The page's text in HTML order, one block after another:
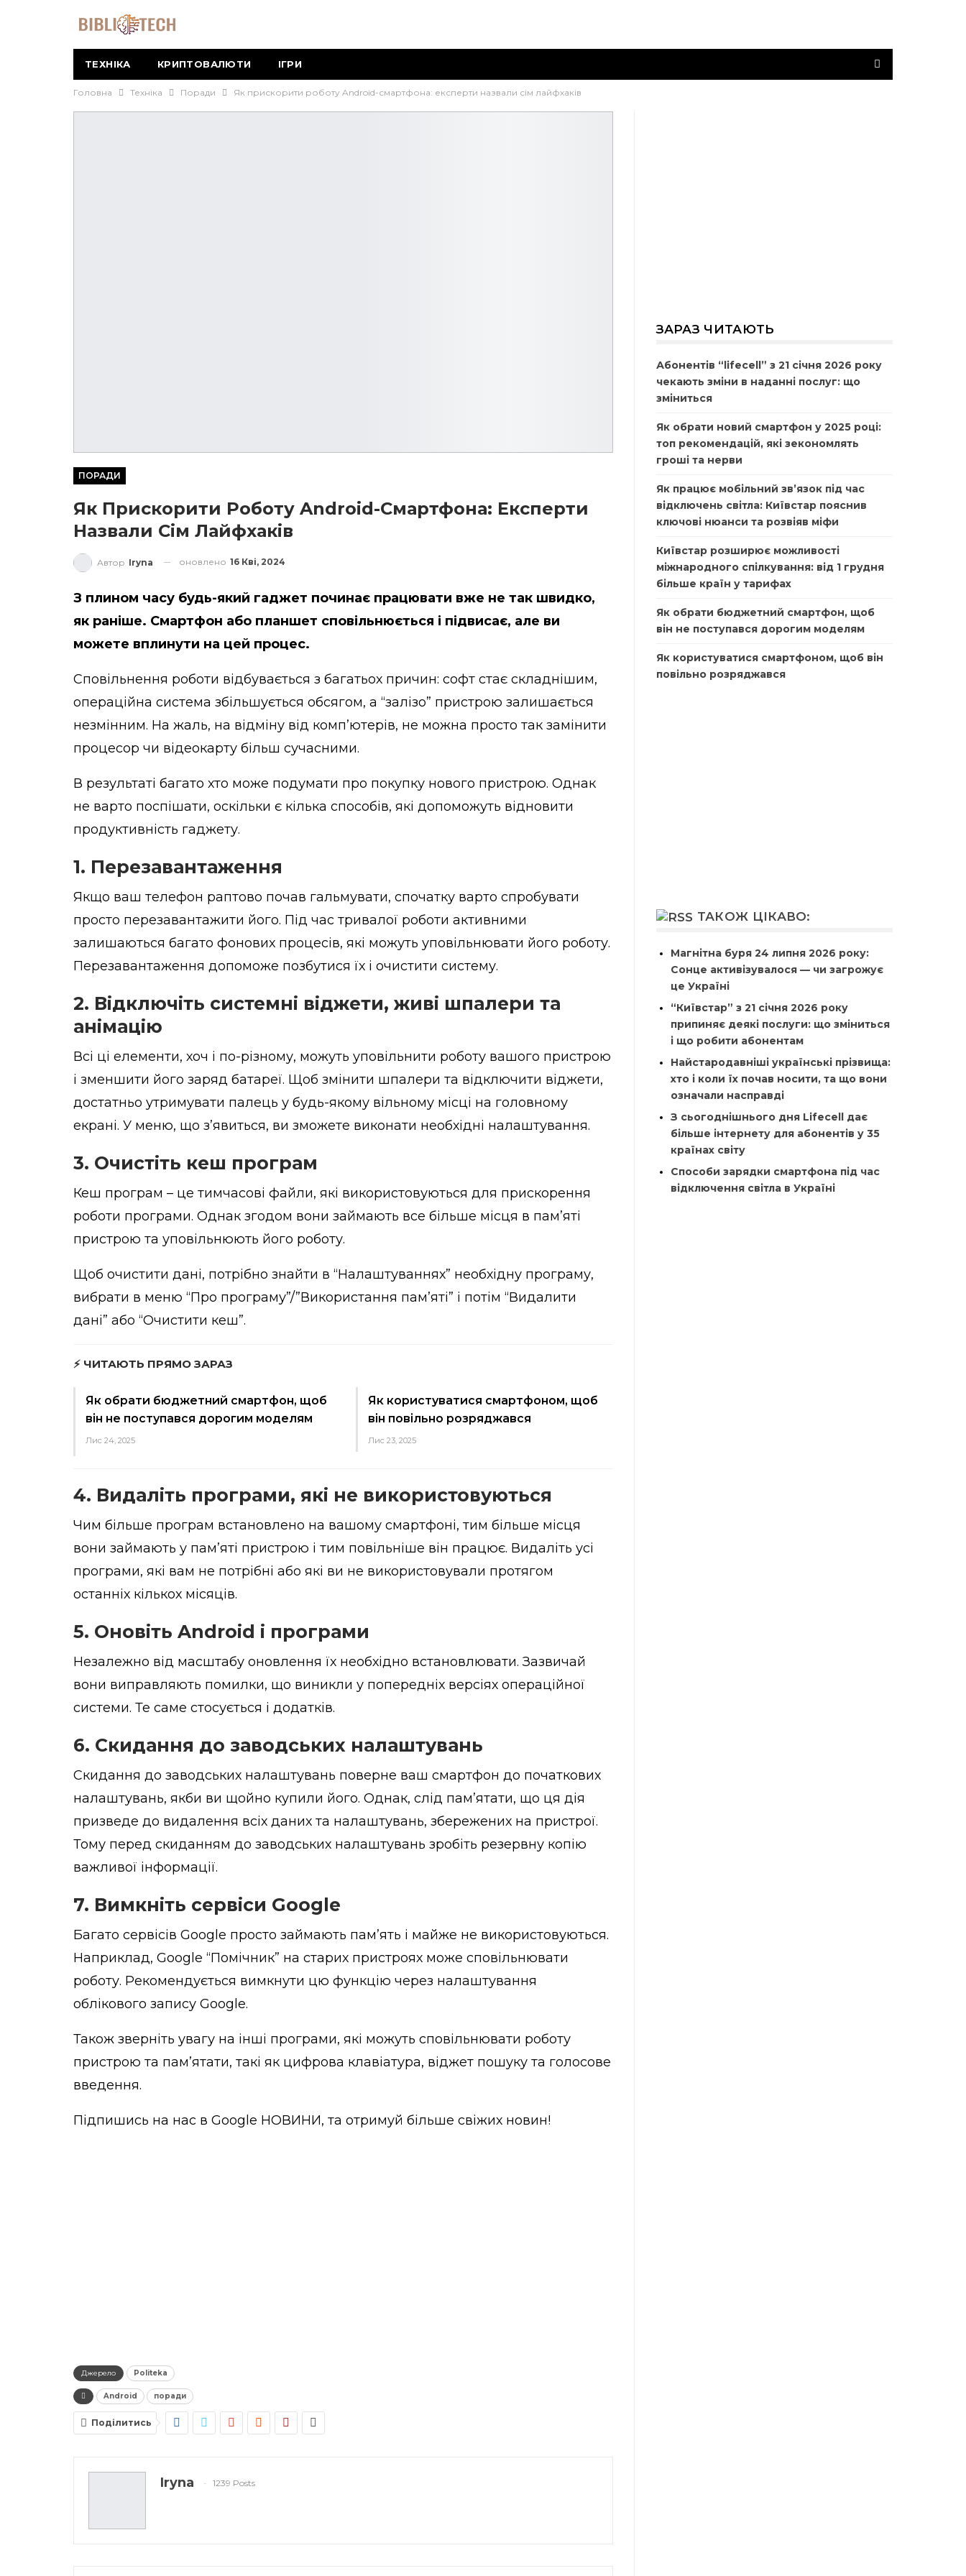
ТЕХНІКА КРИПТОВАЛЮТИ ІГРИ
Головна Техніка Поради Як прискорити роботу Android-смартфона: експерти назвали сім лайфхаків
ПОРАДИ
Як Прискорити Роботу Android-Смартфона: Експерти
Назвали Сім Лайфхаків
Автор Iryna оновлено 16 Кві, 2024
З плином часу будь-який гаджет починає працювати вже не так швидко,
як раніше. Смартфон або планшет сповільнюється і підвисає, але ви
можете вплинути на цей процес.
Сповільнення роботи відбувається з багатьох причин: софт стає складнішим,
операційна система збільшується обсягом, а “залізо” пристрою залишається
незмінним. На жаль, на відміну від комп’ютерів, не можна просто так замінити
процесор чи відеокарту більш сучасними.
В результаті багато хто може подумати про покупку нового пристрою. Однак
не варто поспішати, оскільки є кілька способів, які допоможуть відновити
продуктивність гаджету.
1. Перезавантаження
Якщо ваш телефон раптово почав гальмувати, спочатку варто спробувати
просто перезавантажити його. Під час тривалої роботи активними
залишаються багато фонових процесів, які можуть уповільнювати його роботу.
Перезавантаження допоможе позбутися їх і очистити систему.
2. Відключіть системні віджети, живі шпалери та
анімацію
Всі ці елементи, хоч і по-різному, можуть уповільнити роботу вашого пристрою
і зменшити його заряд батареї. Щоб змінити шпалери та відключити віджети,
достатньо утримувати палець у будь-якому вільному місці на головному
екрані. У меню, що з’явиться, ви зможете виконати необхідні налаштування.
3. Очистіть кеш програм
Кеш програм – це тимчасові файли, які використовуються для прискорення
роботи програми. Однак згодом вони займають все більше місця в пам’яті
пристрою та уповільнюють його роботу.
Щоб очистити дані, потрібно знайти в “Налаштуваннях” необхідну програму,
вибрати в меню “Про програму”/”Використання пам’яті” і потім “Видалити
дані” або “Очистити кеш”.
⚡ ЧИТАЮТЬ ПРЯМО ЗАРАЗ
Як обрати бюджетний смартфон, щоб
він не поступався дорогим моделям
Лис 24, 2025
Як користуватися смартфоном, щоб
він повільно розряджався
Лис 23, 2025
4. Видаліть програми, які не використовуються
Чим більше програм встановлено на вашому смартфоні, тим більше місця
вони займають у пам’яті пристрою і тим повільніше він працює. Видаліть усі
програми, які вам не потрібні або які ви не використовували протягом
останніх кількох місяців.
5. Оновіть Android і програми
Незалежно від масштабу оновлення їх необхідно встановлювати. Зазвичай
вони виправляють помилки, що виникли у попередніх версіях операційної
системи. Те саме стосується і додатків.
6. Скидання до заводських налаштувань
Скидання до заводських налаштувань поверне ваш смартфон до початкових
налаштувань, якби ви щойно купили його. Однак, слід пам’ятати, що ця дія
призведе до видалення всіх даних та налаштувань, збережених на пристрої.
Тому перед скиданням до заводських налаштувань зробіть резервну копію
важливої ​​інформації.
7. Вимкніть сервіси Google
Багато сервісів Google просто займають пам’ять і майже не використовуються.
Наприклад, Google “Помічник” на старих пристроях може сповільнювати
роботу. Рекомендується вимкнути цю функцію через налаштування
облікового запису Google.
Також зверніть увагу на інші програми, які можуть сповільнювати роботу
пристрою та пам’ятати, такі як цифрова клавіатура, віджет пошуку та голосове
введення.
Підпишись на нас в Google НОВИНИ, та отримуй більше свіжих новин!
Джерело Politeka
Android поради
Поділитись
Iryna 1239 Posts
ЗАРАЗ ЧИТАЮТЬ
Абонентів “lifecell” з 21 січня 2026 року
чекають зміни в наданні послуг: що
зміниться
Як обрати новий смартфон у 2025 році:
топ рекомендацій, які зекономлять
гроші та нерви
Як працює мобільний зв’язок під час
відключень світла: Київстар пояснив
ключові нюанси та розвіяв міфи
Київстар розширює можливості
міжнародного спілкування: від 1 грудня
більше країн у тарифах
Як обрати бюджетний смартфон, щоб
він не поступався дорогим моделям
Як користуватися смартфоном, щоб він
повільно розряджався
ТАКОЖ ЦІКАВО:
Магнітна буря 24 липня 2026 року:
Сонце активізувалося — чи загрожує
це Україні
“Київстар” з 21 січня 2026 року
припиняє деякі послуги: що зміниться
і що робити абонентам
Найстародавніші українські прізвища:
хто і коли їх почав носити, та що вони
означали насправді
З сьогоднішнього дня Lifecell дає
більше інтернету для абонентів у 35
країнах світу
Способи зарядки смартфона під час
відключення світла в Україні